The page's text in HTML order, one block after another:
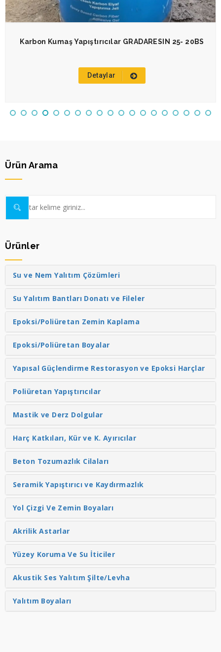
Karbon Kumaş Yapıştırıcılar GRADARESIN 25- 20BS
Detaylar
Ürün Arama
Ürünler
Su ve Nem Yalıtım Çözümleri
Su Yalıtım Bantları Donatı ve Fileler
Epoksi/Poliüretan Zemin Kaplama
Epoksi/Poliüretan Boyalar
Yapısal Güçlendirme Restorasyon ve Epoksi Harçlar
Poliüretan Yapıştırıcılar
Mastik ve Derz Dolgular
Harç Katkıları, Kür ve K. Ayırıcılar
Beton Tozumazlık Cilaları
Seramik Yapıştırıcı ve Kaydırmazlık
Yol Çizgi Ve Zemin Boyaları
Akrilik Astarlar
Yüzey Koruma Ve Su İticiler
Akustik Ses Yalıtım Şilte/Levha
Yalıtım Boyaları